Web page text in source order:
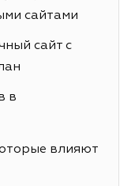
сайтами
сайт с
в
влияют